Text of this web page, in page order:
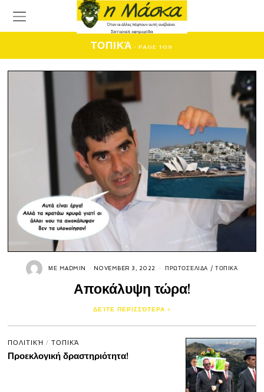
ΤΟΠΙΚΆ - PAGE 109
ΜΕ MADMIN NOVEMBER 3, 2022 ΠΡΩΤΟΣΈΛΙΔΑ / ΤΟΠΙΚΆ
Αποκάλυψη τώρα!
ΔΕΊΤΕ ΠΕΡΙΣΣΌΤΕΡΑ »
ΠΟΛΙΤΙΚΉ / ΤΟΠΙΚΆ
Προεκλογική δραστηριότητα!